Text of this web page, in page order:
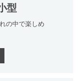
型
の中で楽しめ